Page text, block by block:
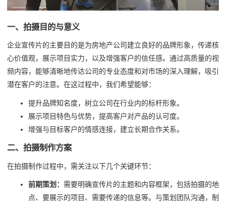
一、拍摄目的与意义
企业宣传片的主要目的是为房地产公司建立良好的品牌形象，传递核
心价值观，展示项目实力，以及增强客户的信任感。通过高质量的视
频内容，能够清晰地传达公司的专业态度和对市场的深入理解，吸引
潜在客户的注意。在这过程中，我们希望能够：
提升品牌知名度，树立公司在行业内的标杆形象。
展示项目特色与优势，提高客户对产品的认可度。
增强与目标客户的情感连接，建立长期合作关系。
二、拍摄制作方案
在拍摄制作过程中，需关注以下几个关键环节：
前期策划： 需要明确宣传片的主题和内容框架，包括拍摄的地
点、要展示的项目、需要传递的信息等。与策划团队沟通，制